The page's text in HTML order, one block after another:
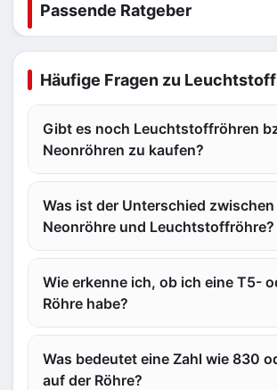
Passende Ratgeber
Häufige Fragen zu
Gibt es noch Leuchtstoffröhren
Neonröhren zu kaufen?
Was ist der Unterschied zwischen
Neonröhre und Leuchtstoffröhre?
Wie erkenne ich, ob ich eine T5-
Röhre habe?
Was bedeutet eine Zahl wie 830
auf der Röhre?